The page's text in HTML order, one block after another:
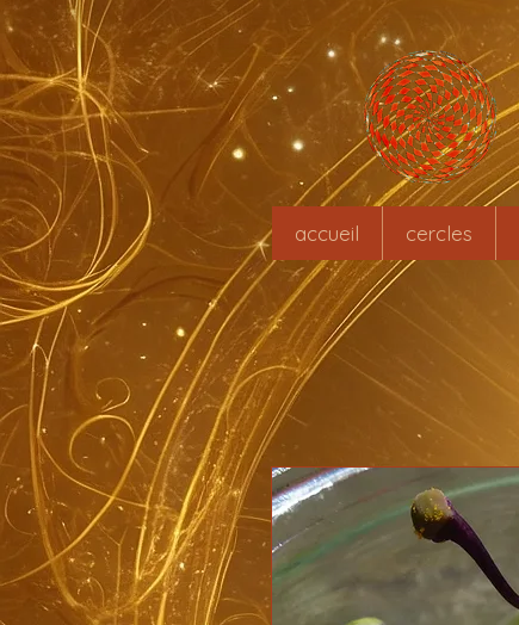
accueil cercles